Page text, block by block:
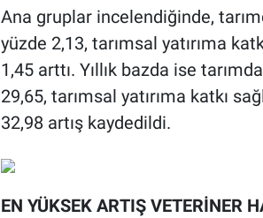
Ana gruplar incelendiğinde,
yüzde 2,13, tarımsal yatırıma
1,45 arttı. Yıllık bazda ise
29,65, tarımsal yatırıma katkı
32,98 artış kaydedildi.
EN YÜKSEK ARTIŞ VETERİNER